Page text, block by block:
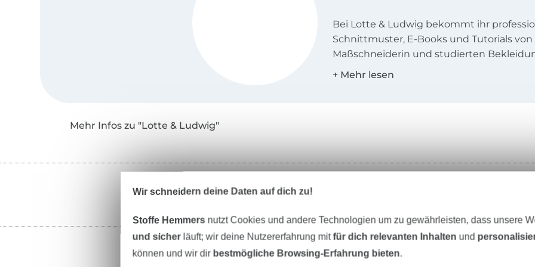
Bei Lotte & Ludwig bekommt ihr
Schnittmuster, E-Books und Tutorials von
Maßschneiderin und studierten
Unsere Kleidungsstücke sind ein wenig
Lässigkeit.
und nicht nur durch wilde
Die Schnittmuster sind praktisch,
und immer wieder neu anwendbar. Sie
Mehr Infos zu "Lotte & Ludwig"
Unser Tipp: Das passt dazu
Wir schneidern deine Daten auf dich zu!
Stoffe Hemmers nutzt Cookies und andere Technologien um zu gewährleisten, dass unsere
und sicherläuft; wir deine Nutzererfahrung mitfür dich relevanten Inhalten und
können und wir dir bestmögliche Browsing-Erfahrung bieten.